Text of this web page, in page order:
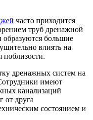
часто приходится
труб дренажной
образуются большие
влиять на
поблизости.
дренажных систем на
имеют
канализаций
от друга
состоянием и